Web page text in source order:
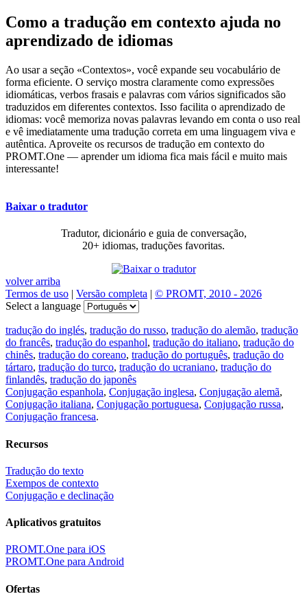
Como a tradução em contexto ajuda no
aprendizado de idiomas
Ao usar a seção «Contextos», você expande seu vocabulário de
forma eficiente. O serviço mostra claramente como expressões
idiomáticas, verbos frasais e palavras com vários significados são
traduzidos em diferentes contextos. Isso facilita o aprendizado de
idiomas: você memoriza novas palavras levando em conta o uso real
e vê imediatamente uma tradução correta em uma linguagem viva e
autêntica. Aproveite os recursos de tradução em contexto do
PROMT.One — aprender um idioma fica mais fácil e muito mais
interessante!
Baixar o tradutor
Tradutor, dicionário e guia de conversação,
20+ idiomas, traduções favoritas.
volver arriba
Termos de uso | Versão completa | © PROMT, 2010 - 2026
Select a language
tradução do inglés, tradução do russo, tradução do alemão, tradução
do francês, tradução do espanhol, tradução do italiano, tradução do
chinês, tradução do coreano, tradução do português, tradução do
tártaro, tradução do turco, tradução do ucraniano, tradução do
finlandês, tradução do japonês
Conjugação espanhola, Conjugação inglesa, Conjugação alemã,
Conjugação italiana, Conjugação portuguesa, Conjugação russa,
Conjugação francesa.
Recursos
Tradução do texto
Exempos de contexto
Conjugação e declinação
Aplicativos gratuitos
PROMT.One para iOS
PROMT.One para Android
Ofertas